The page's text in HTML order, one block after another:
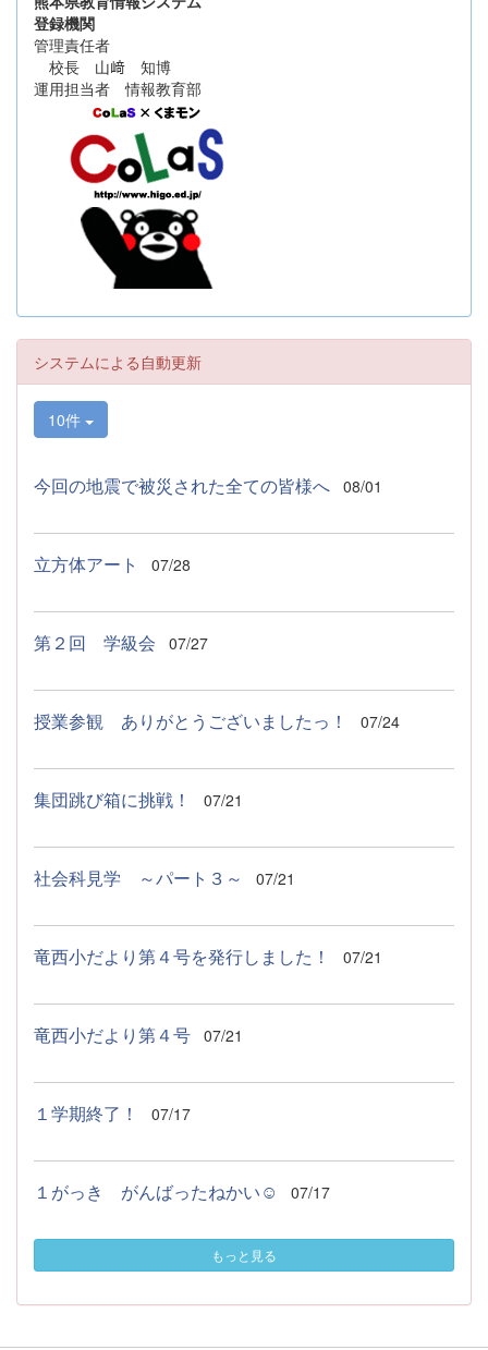
登録機関
管理責任者
校長 山﨑 知博
運用担当者 情報教育部
システムによる自動更新
10件
今回の地震で被災された全ての皆様へ 08/01
立方体アート 07/28
第２回 学級会 07/27
授業参観 ありがとうございましたっ！ 07/24
集団跳び箱に挑戦！ 07/21
社会科見学 ～パート３～ 07/21
竜西小だより第４号を発行しました！ 07/21
竜西小だより第４号 07/21
１学期終了！ 07/17
１がっき がんばったねかい☺ 07/17
もっと見る